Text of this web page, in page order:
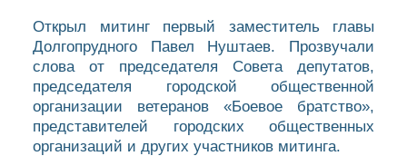
Открыл митинг первый заместитель главы
Долгопрудного Павел Нуштаев. Прозвучали
слова от председателя Совета депутатов,
председателя городской общественной
организации ветеранов «Боевое братство»,
представителей городских общественных
организаций и других участников митинга.